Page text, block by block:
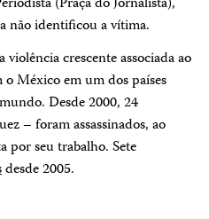
não identificou a vítima.
violência crescente associada ao
México em um dos países
Desde 2000, 24
– foram assassinados, ao
por seu trabalho. Sete
desde 2005.